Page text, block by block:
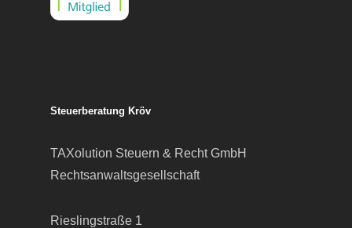
Steuerberatung Kröv
TAXolution Steuern & Recht GmbH
Rechtsanwaltsgesellschaft
Rieslingstraße 1